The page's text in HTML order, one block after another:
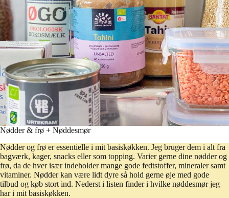
Nødder & frø + Nøddesmør
Nødder og frø er essentielle i mit basiskøkken. Jeg bruger dem i alt fra
bagværk, kager, snacks eller som topping. Varier gerne dine nødder og
frø, da de hver især indeholder mange gode fedtstoffer, mineraler samt
vitaminer. Nødder kan være lidt dyre så hold gerne øje med gode
tilbud og køb stort ind. Nederst i listen finder i hvilke nøddesmør jeg
har i mit basiskøkken.